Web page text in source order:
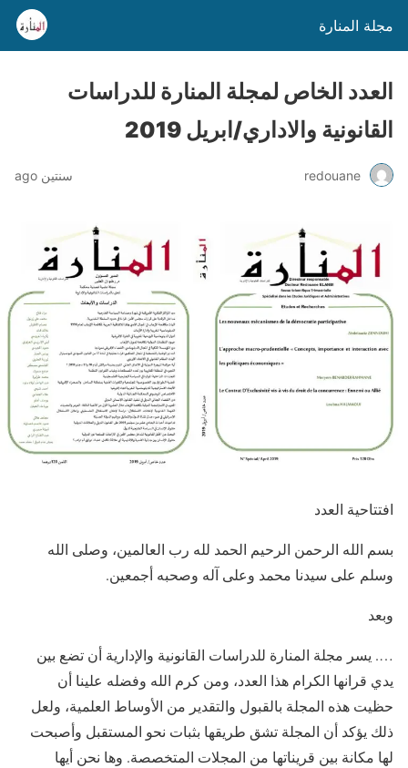
مجلة المنارة
العدد الخاص لمجلة المنارة للدراسات
القانونية والاداري/ابريل 2019
redouane سنتين ago
افتتاحية العدد
بسم الله الرحمن الرحيم الحمد لله رب العالمين، وصلى الله
وسلم على سيدنا محمد وعلى آله وصحبه أجمعين.
وبعد
…. يسر مجلة المنارة للدراسات القانونية والإدارية أن تضع بين
يدي قرانها الكرام هذا العدد، ومن كرم الله وفضله علينا أن
حظيت هذه المجلة بالقبول والتقدير من الأوساط العلمية، ولعل
ذلك يؤكد أن المجلة تشق طريقها بثبات نحو المستقبل وأصبحت
لها مكانة بين قريناتها من المجلات المتخصصة. وها نحن أيها